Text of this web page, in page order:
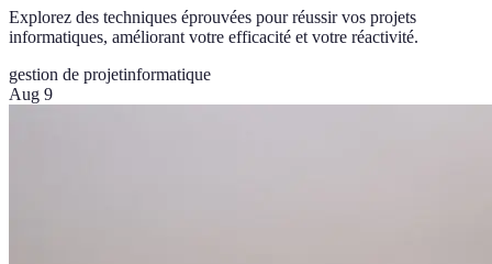
Explorez des techniques éprouvées pour réussir vos projets
informatiques, améliorant votre efficacité et votre réactivité.
gestion de projetinformatique
Aug 9